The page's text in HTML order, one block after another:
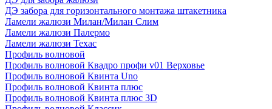
ДЭ забора для горизонтального монтажа штакетника
Ламели жалюзи Милан/Милан Слим
Ламели жалюзи Палермо
Ламели жалюзи Техас
Профиль волновой
Профиль волновой Квадро профи v01 Верховье
Профиль волновой Квинта Uno
Профиль волновой Квинта плюс
Профиль волновой Квинта плюс 3D